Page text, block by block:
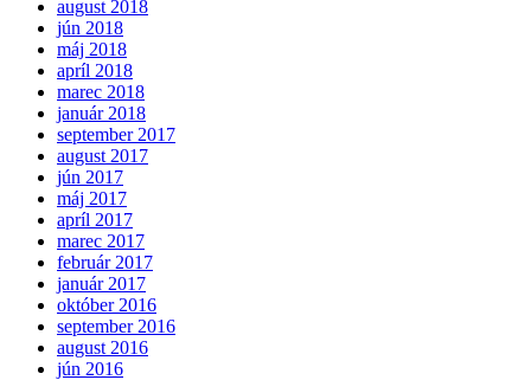
august 2018
jún 2018
máj 2018
apríl 2018
marec 2018
január 2018
september 2017
august 2017
jún 2017
máj 2017
apríl 2017
marec 2017
február 2017
január 2017
október 2016
september 2016
august 2016
jún 2016